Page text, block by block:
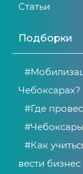
Статьи
Подборки
Чебоксарах?
#Где
#Как
вести